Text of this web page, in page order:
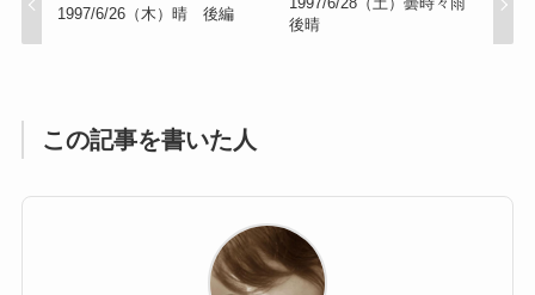
1997/6/26（木）晴 後編
後晴
この記事を書いた人